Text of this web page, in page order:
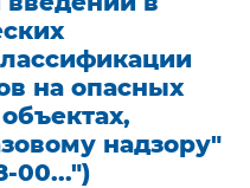
на опасных
надзору"
00...")